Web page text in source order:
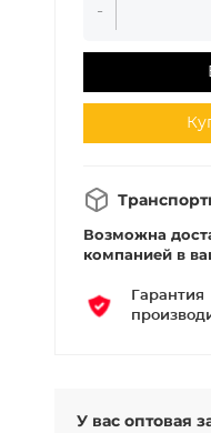
-
Возможна
компанией в
Гарантия
У вас оптовая